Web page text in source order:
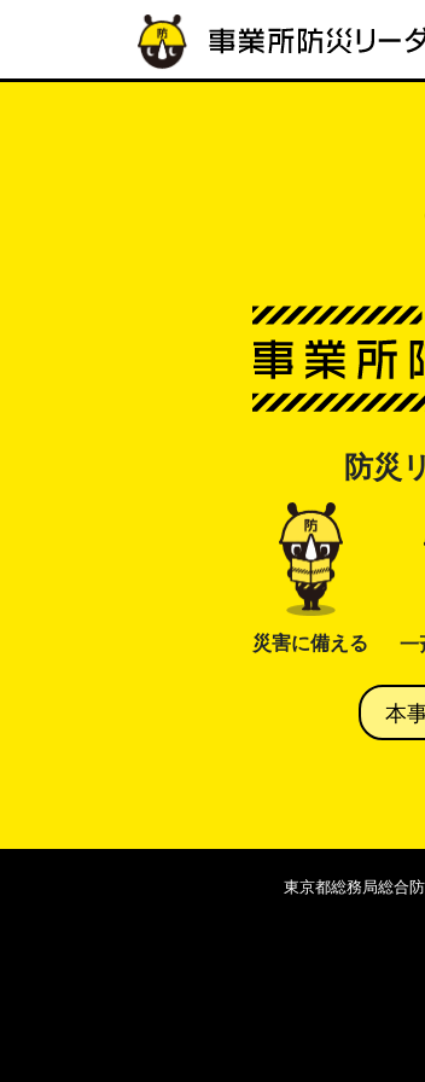
文へスキップします。
防災
災害に備える 一
本
東京都総務局総合